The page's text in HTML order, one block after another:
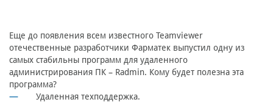
Еще до появления всем известного Teamviewer
отечественные разработчики Фарматек выпустил одну из
самых стабильны программ для удаленного
администрирования ПК – Radmin. Кому будет полезна эта
программа?
Удаленная техподдержка.